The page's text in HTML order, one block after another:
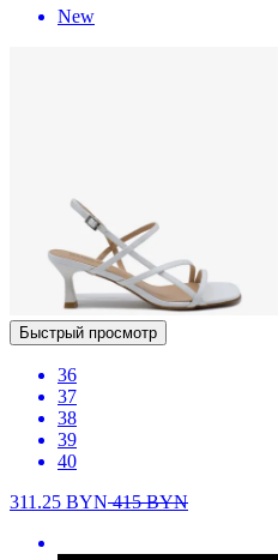
New
Быстрый просмотр
36
37
38
39
40
311.25 BYN415BYN